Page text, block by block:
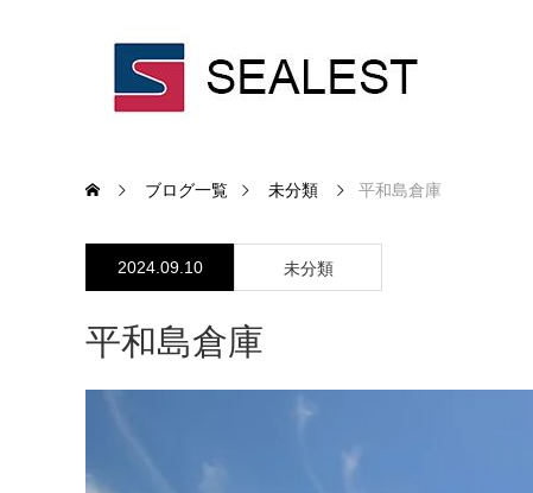
ブログ一覧 未分類 平和島倉庫
2024.09.10 未分類
平和島倉庫